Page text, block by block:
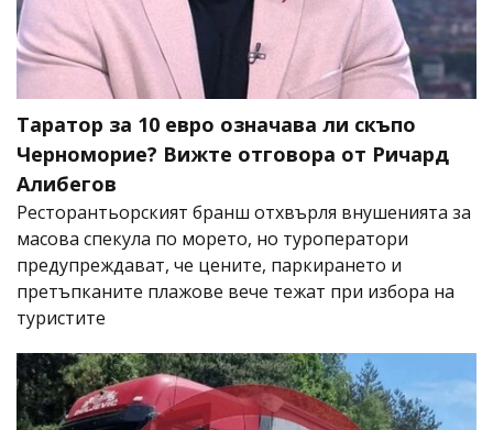
Таратор за 10 евро означава ли скъпо
Черноморие? Вижте отговора от Ричард
Алибегов
Ресторантьорският бранш отхвърля внушенията за
масова спекула по морето, но туроператори
предупреждават, че цените, паркирането и
претъпканите плажове вече тежат при избора на
туристите